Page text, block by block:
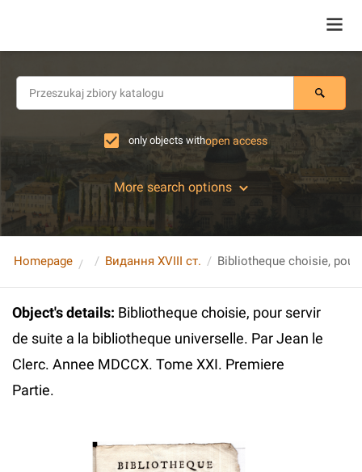
only objects withopen access
More search options
Homepage Видання XVIII ст.
Object's details: Bibliotheque choisie, pour servir
de suite a la bibliotheque universelle. Par Jean le
Clerc. Annee MDCCX. Tome XXI. Premiere
Partie.